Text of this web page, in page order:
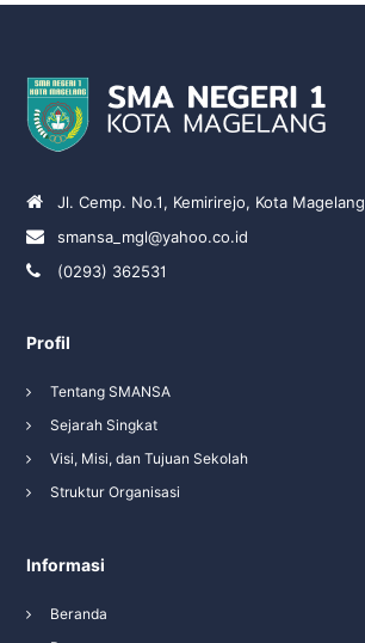
Jl. Cemp. No.1, Kemirirejo, Kota Magelang
smansa_mgl@yahoo.co.id
(0293) 362531
Profil
Tentang SMANSA
Sejarah Singkat
Visi, Misi, dan Tujuan Sekolah
Struktur Organisasi
Informasi
Beranda